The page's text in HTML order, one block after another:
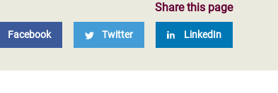
Share this page
Facebook Twitter LinkedIn